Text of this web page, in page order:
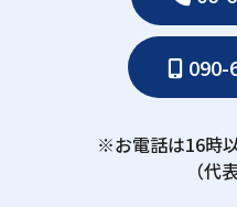
090-
※お電話は16時
（代